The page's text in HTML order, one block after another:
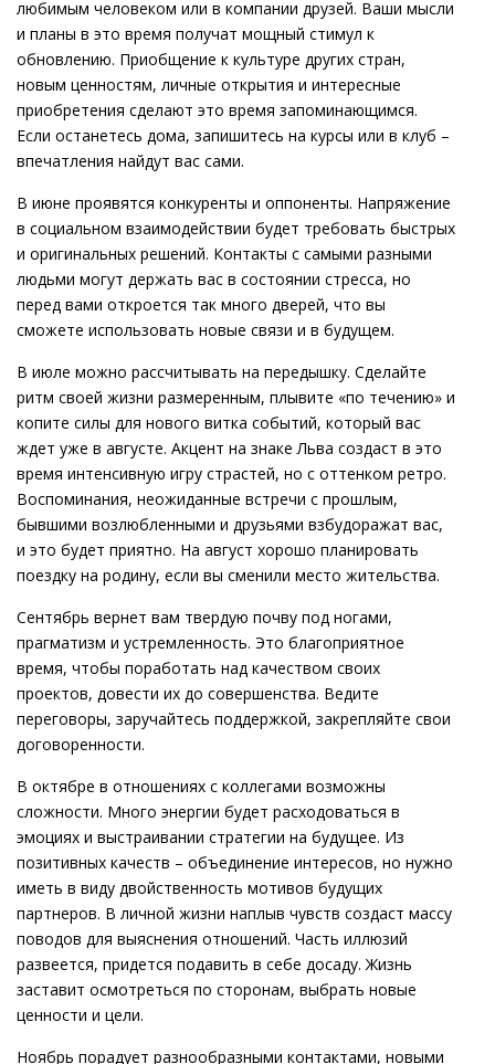
любимым человеком или в компании друзей. Ваши мысли
и планы в это время получат мощный стимул к
обновлению. Приобщение к культуре других стран,
новым ценностям, личные открытия и интересные
приобретения сделают это время запоминающимся.
Если останетесь дома, запишитесь на курсы или в клуб –
впечатления найдут вас сами.
В июне проявятся конкуренты и оппоненты. Напряжение
в социальном взаимодействии будет требовать быстрых
и оригинальных решений. Контакты с самыми разными
людьми могут держать вас в состоянии стресса, но
перед вами откроется так много дверей, что вы
сможете использовать новые связи и в будущем.
В июле можно рассчитывать на передышку. Сделайте
ритм своей жизни размеренным, плывите «по течению» и
копите силы для нового витка событий, который вас
ждет уже в августе. Акцент на знаке Льва создаст в это
время интенсивную игру страстей, но с оттенком ретро.
Воспоминания, неожиданные встречи с прошлым,
бывшими возлюбленными и друзьями взбудоражат вас,
и это будет приятно. На август хорошо планировать
поездку на родину, если вы сменили место жительства.
Сентябрь вернет вам твердую почву под ногами,
прагматизм и устремленность. Это благоприятное
время, чтобы поработать над качеством своих
проектов, довести их до совершенства. Ведите
переговоры, заручайтесь поддержкой, закрепляйте свои
договоренности.
В октябре в отношениях с коллегами возможны
сложности. Много энергии будет расходоваться в
эмоциях и выстраивании стратегии на будущее. Из
позитивных качеств – объединение интересов, но нужно
иметь в виду двойственность мотивов будущих
партнеров. В личной жизни наплыв чувств создаст массу
поводов для выяснения отношений. Часть иллюзий
развеется, придется подавить в себе досаду. Жизнь
заставит осмотреться по сторонам, выбрать новые
ценности и цели.
Ноябрь порадует разнообразными контактами, новыми